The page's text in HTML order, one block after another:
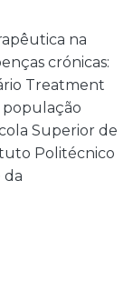
na
crónicas:
Treatment
população
Superior de
Politécnico
da